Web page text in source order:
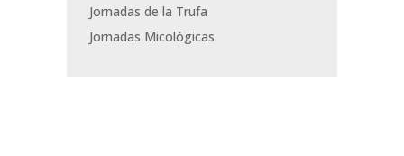
Jornadas de la Trufa
Jornadas Micológicas